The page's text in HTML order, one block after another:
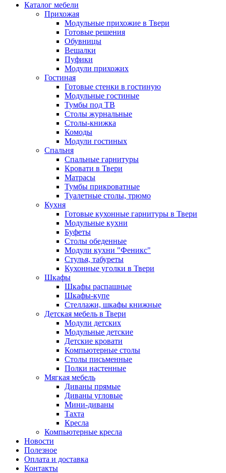
Каталог мебели
Прихожая
Модульные прихожие в Твери
Готовые решения
Обувницы
Вешалки
Пуфики
Модули прихожих
Гостиная
Готовые стенки в гостиную
Модульные гостиные
Тумбы под ТВ
Столы журнальные
Столы-книжка
Комоды
Модули гостиных
Спальня
Спальные гарнитуры
Кровати в Твери
Матрасы
Тумбы прикроватные
Туалетные столы, трюмо
Кухня
Готовые кухонные гарнитуры в Твери
Модульные кухни
Буфеты
Столы обеденные
Модули кухни "Феникс"
Стулья, табуреты
Кухонные уголки в Твери
Шкафы
Шкафы распашные
Шкафы-купе
Стеллажи, шкафы книжные
Детская мебель в Твери
Модули детских
Модульные детские
Детские кровати
Компьютерные столы
Столы письменные
Полки настенные
Мягкая мебель
Диваны прямые
Диваны угловые
Мини-диваны
Тахта
Кресла
Компьютерные кресла
Новости
Полезное
Оплата и доставка
Контакты